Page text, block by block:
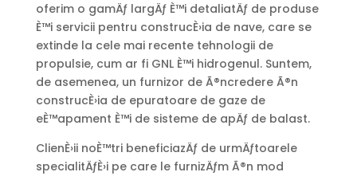
oferim o gamÄƒ largÄƒ È™i detaliatÄƒ de produse
È™i servicii pentru construcÈ›ia de nave, care se
extinde la cele mai recente tehnologii de
propulsie, cum ar fi GNL È™i hidrogenul. Suntem,
de asemenea, un furnizor de Ã®ncredere Ã®n
construcÈ›ia de epuratoare de gaze de
eÈ™apament È™i de sisteme de apÄƒ de balast.
ClienÈ›ii noÈ™tri beneficiazÄƒ de urmÄƒtoarele
specialitÄƒÈ›i pe care le furnizÄƒm Ã®n mod